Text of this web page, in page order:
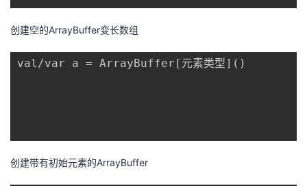
创建空的ArrayBuffer变长数组
val/var a = ArrayBuffer[元素类型]()
创建带有初始元素的ArrayBuffer